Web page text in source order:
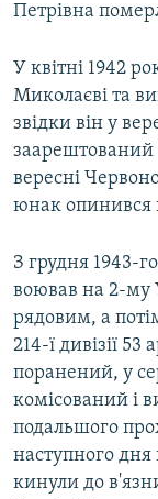
Петрівна
У квітні 1942
Миколаєві та
звідки він у
заарештований
вересні
юнак опинився
З грудня 1943-
воював на 2-му
рядовим, а
214-ї дивізії
поранений, у
комісований і
подальшого
наступного дня
кинули до